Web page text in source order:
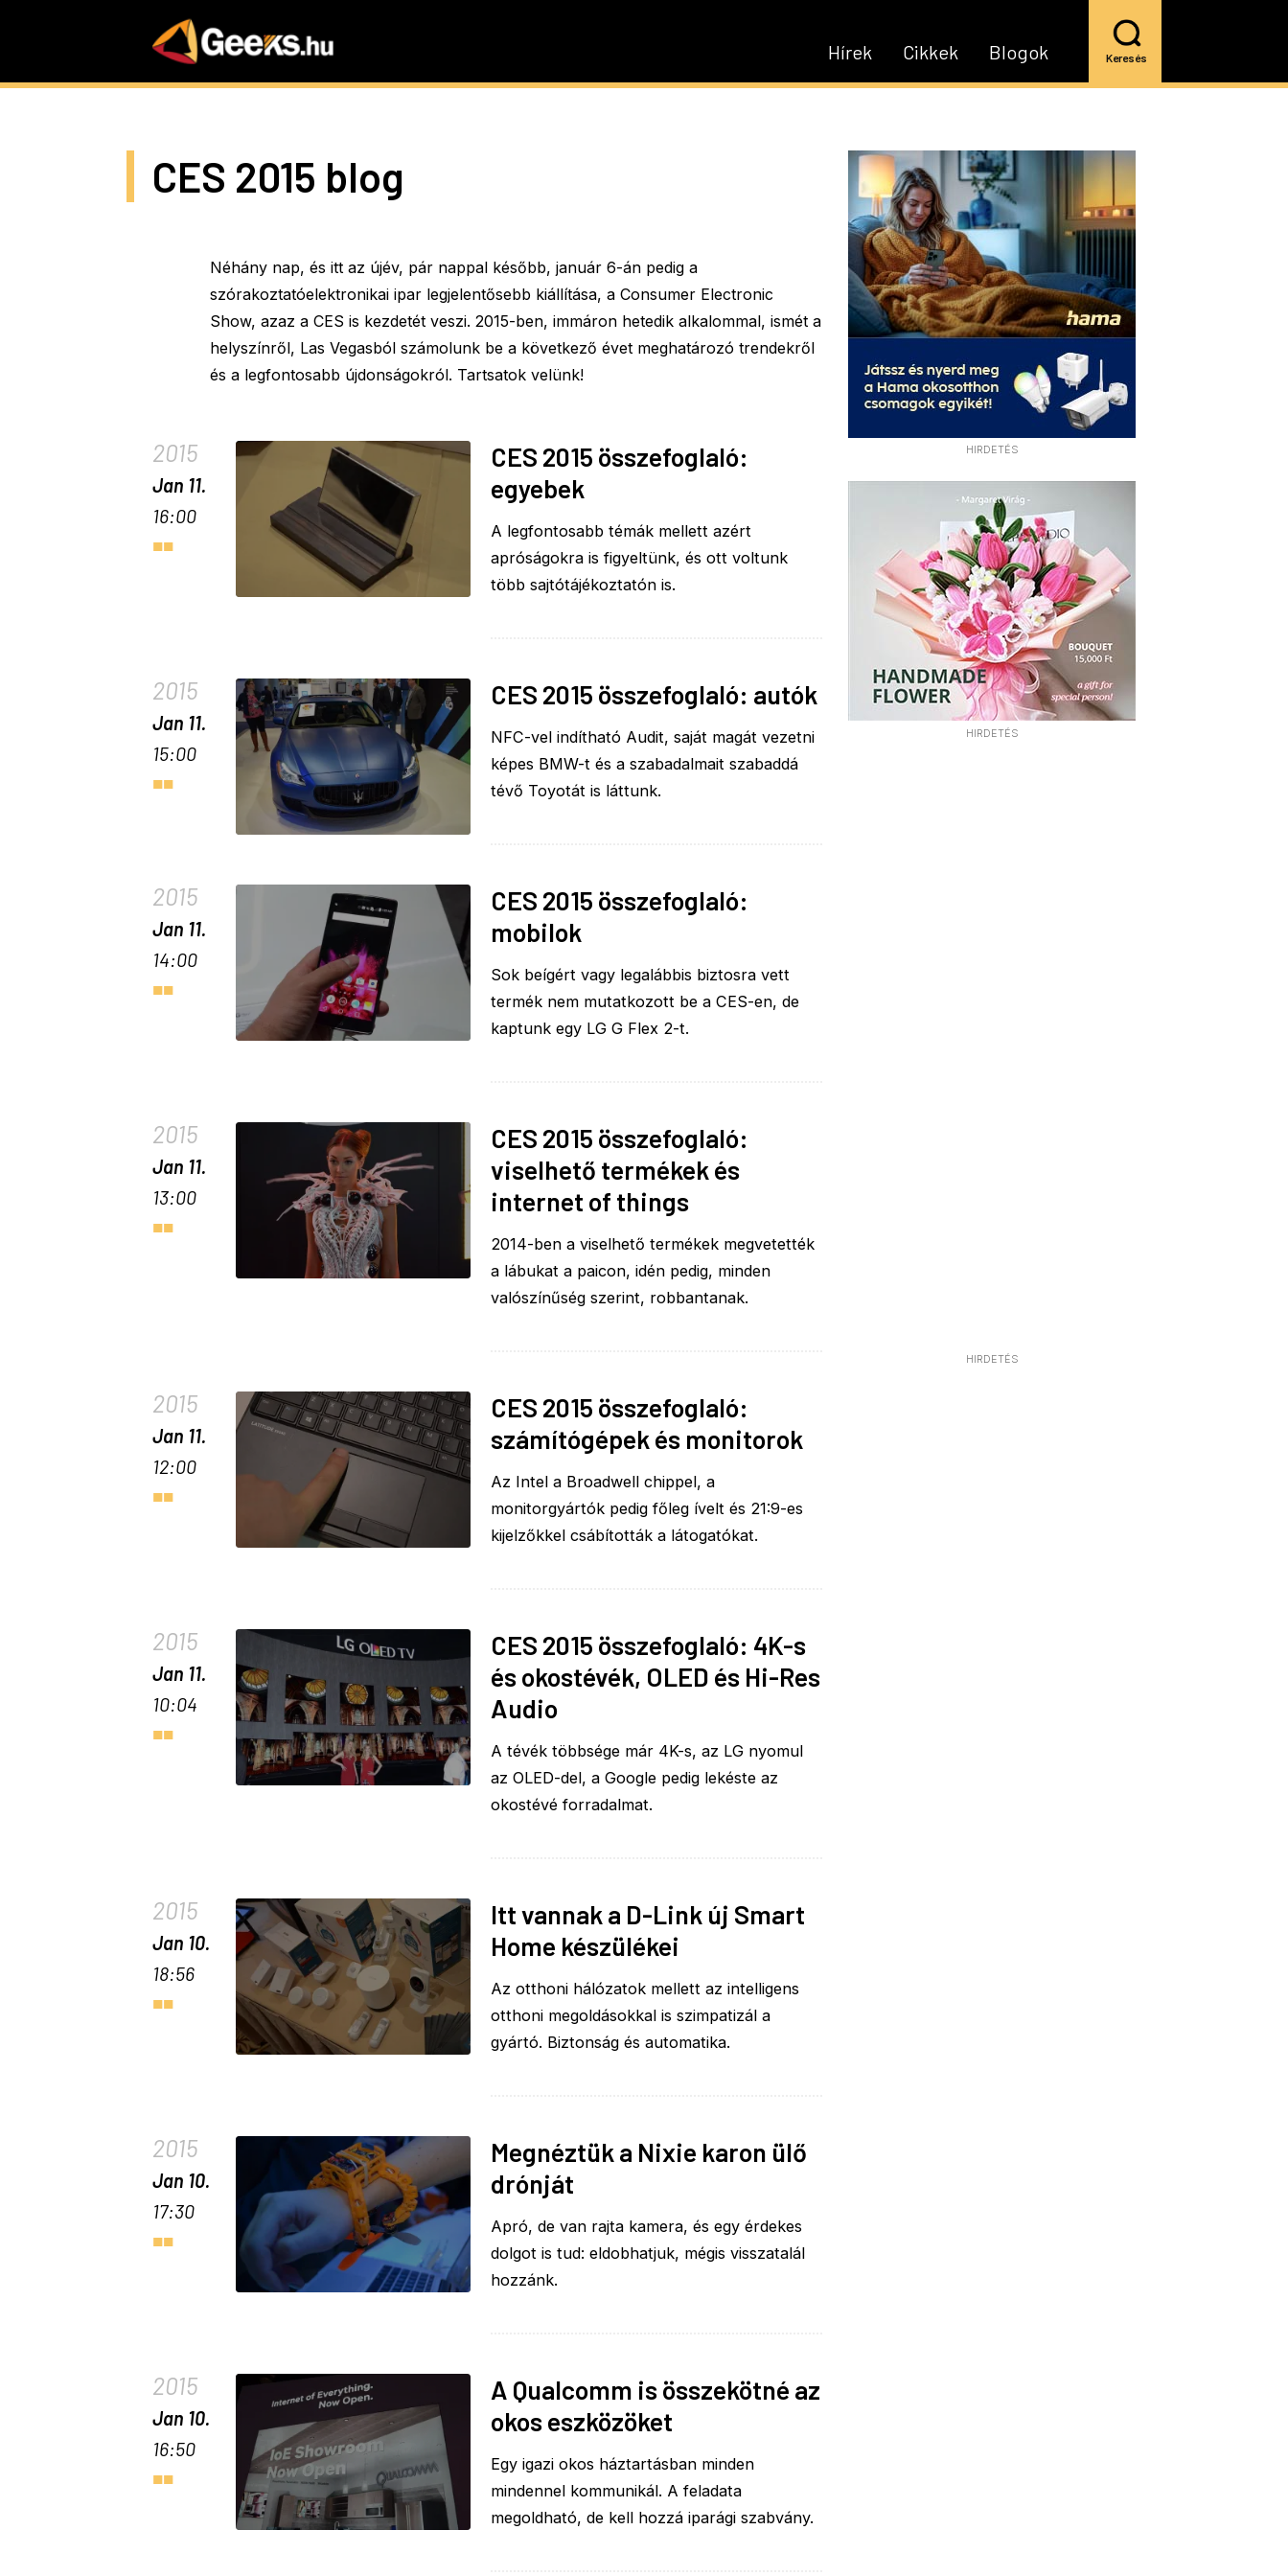
Blogok
Cikkek
Hírek Keresés
HIRDETÉS
HIRDETÉS
HIRDETÉS
CES 2015 blog
Néhány nap, és itt az újév, pár nappal később, január 6-án pedig a
szórakoztatóelektronikai ipar legjelentősebb kiállítása, a Consumer Electronic
Show, azaz a CES is kezdetét veszi. 2015-ben, immáron hetedik alkalommal, ismét a
helyszínről, Las Vegasból számolunk be a következő évet meghatározó trendekről
és a legfontosabb újdonságokról. Tartsatok velünk!
2015
Jan 11.
16:00
CES 2015 összefoglaló:
egyebek
A legfontosabb témák mellett azért
apróságokra is figyeltünk, és ott voltunk
több sajtótájékoztatón is.
2015
Jan 11.
15:00
CES 2015 összefoglaló: autók
NFC-vel indítható Audit, saját magát vezetni
képes BMW-t és a szabadalmait szabaddá
tévő Toyotát is láttunk.
2015
Jan 11.
14:00
CES 2015 összefoglaló:
mobilok
Sok beígért vagy legalábbis biztosra vett
termék nem mutatkozott be a CES-en, de
kaptunk egy LG G Flex 2-t.
2015
Jan 11.
13:00
CES 2015 összefoglaló:
viselhető termékek és
internet of things
2014-ben a viselhető termékek megvetették
a lábukat a paicon, idén pedig, minden
valószínűség szerint, robbantanak.
2015
Jan 11.
12:00
CES 2015 összefoglaló:
számítógépek és monitorok
Az Intel a Broadwell chippel, a
monitorgyártók pedig főleg ívelt és 21:9-es
kijelzőkkel csábították a látogatókat.
2015
Jan 11.
10:04
CES 2015 összefoglaló: 4K-s
és okostévék, OLED és Hi-Res
Audio
A tévék többsége már 4K-s, az LG nyomul
az OLED-del, a Google pedig lekéste az
okostévé forradalmat.
2015
Jan 10.
18:56
Itt vannak a D-Link új Smart
Home készülékei
Az otthoni hálózatok mellett az intelligens
otthoni megoldásokkal is szimpatizál a
gyártó. Biztonság és automatika.
2015
Jan 10.
17:30
Megnéztük a Nixie karon ülő
drónját
Apró, de van rajta kamera, és egy érdekes
dolgot is tud: eldobhatjuk, mégis visszatalál
hozzánk.
2015
Jan 10.
16:50
A Qualcomm is összekötné az
okos eszközöket
Egy igazi okos háztartásban minden
mindennel kommunikál. A feladata
megoldható, de kell hozzá iparági szabvány.